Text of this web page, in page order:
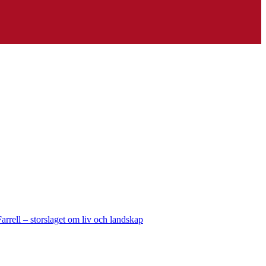
– storslaget om liv och landskap